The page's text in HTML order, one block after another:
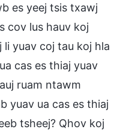
es yeej tsis txawj
cov lus hauv koj
yuav coj tau koj hla
cas es thiaj yuav
ruam ntawm
yuav ua cas es thiaj
tsheej? Qhov koj